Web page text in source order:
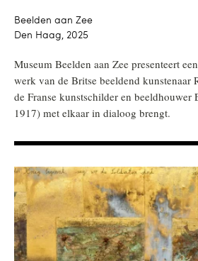
Beelden aan Zee
Den Haag, 2025
Museum Beelden aan Zee presenteert
werk van de Britse beeldend kunstenaar
de Franse kunstschilder en beeldhouwer
1917) met elkaar in dialoog brengt.